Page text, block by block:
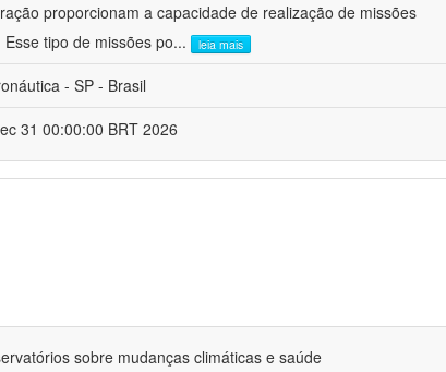
proporcionam a capacidade de realização de missões
tipo de missões po... leia mais
- SP - Brasil
31 00:00:00 BRT 2026
sobre mudanças climáticas e saúde